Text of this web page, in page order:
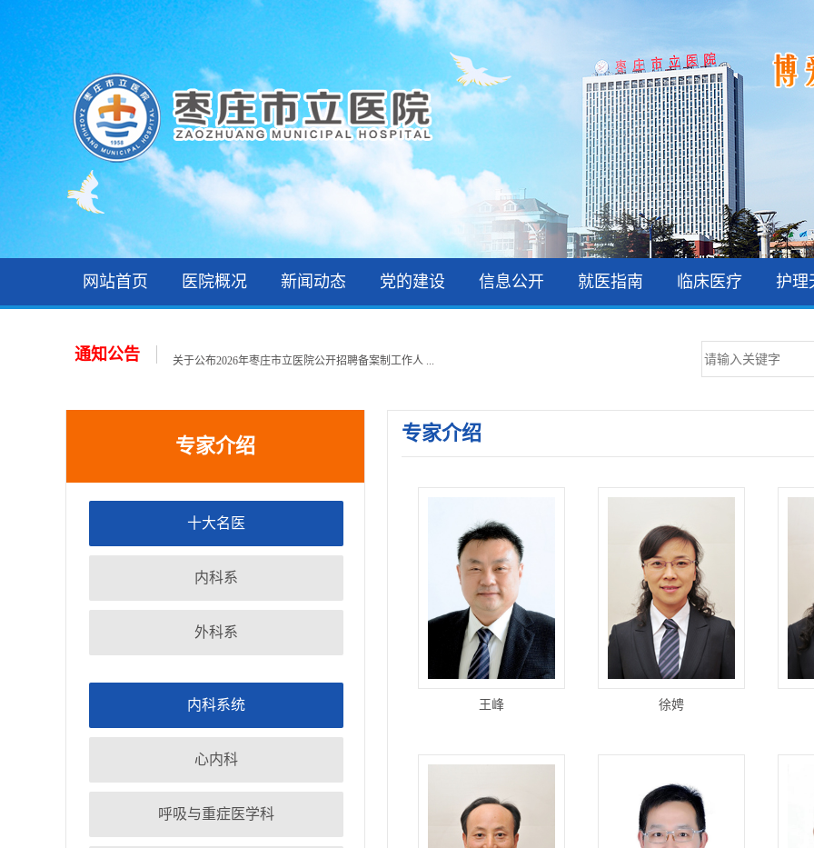
网站首页 医院概况 新闻动态 党的建设 信息公开 就医指南 临床医疗 护理
通知公告
2026年枣庄市立医院第一批急需紧缺人才拟聘用人员 ...
2026年住院医师规范化培训录取公示和报到通知
关于公布2026年枣庄市立医院第一批急需紧缺人才招 ...
关于公布2026年枣庄市立医院第一批急需紧缺人才招 ...
2026年枣庄市立医院住院医师规范化培训学员招收简 ...
关于2026年枣庄市立医院公开招聘备案制工作人员面 ...
专家介绍
十大名医
内科系
外科系
内科系统
心内科
呼吸与重症医学科
专家介绍
王峰 徐娉